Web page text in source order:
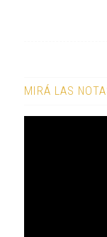
MIRÁ LAS